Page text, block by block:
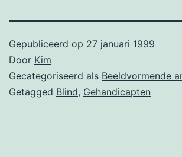
Gepubliceerd op 27 januari 1999
Door Kim
Gecategoriseerd als Beeldvormende
Getagged Blind, Gehandicapten